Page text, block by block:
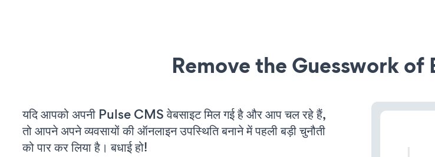
Remove the Guesswork of
यदि आपको अपनी Pulse CMS वेबसाइट मिल गई है और आप चल रहे हैं,
तो आपने अपने व्यवसायों की ऑनलाइन उपस्थिति बनाने में पहली बड़ी चुनौती
को पार कर लिया है। बधाई हो!